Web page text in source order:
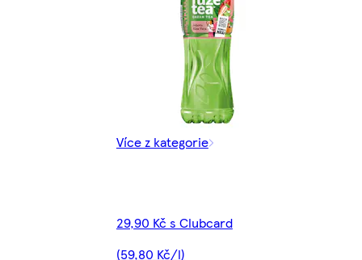
Více z kategorie
29,90 Kč s Clubcard
(59,80 Kč/l)